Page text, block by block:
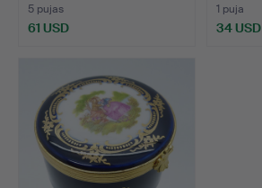
5 pujas
61 USD
1 puja
34 USD